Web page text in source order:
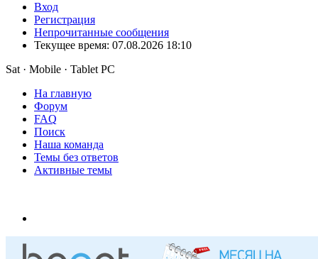
Вход
Регистрация
Непрочитанные сообщения
Текущее время: 07.08.2026 18:10
Sat · Mobile · Tablet PC
На главную
Форум
FAQ
Поиск
Наша команда
Темы без ответов
Активные темы